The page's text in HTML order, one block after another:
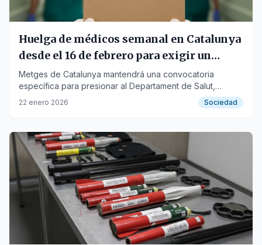
Huelga de médicos semanal en Catalunya
desde el 16 de febrero para exigir un
convenio propio
Metges de Catalunya mantendrá una convocatoria
específica para presionar al Departament de Salut,
coordinando las protestas con el paro estatal.
22 enero 2026 Sociedad